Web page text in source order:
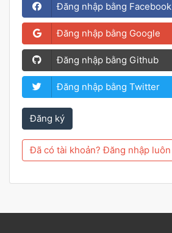
Đăng nhập bằng Facebook
Đăng nhập bằng Google
Đăng nhập bằng Github
Đăng nhập bằng Twitter
Đăng ký
Đã có tài khoản? Đăng nhập luôn